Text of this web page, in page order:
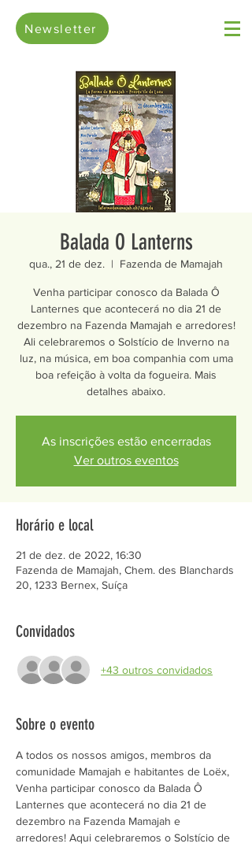
Newsletter
Balada O Lanterns
qua., 21 de dez.
  |
Fazenda de Mamajah
Venha participar conosco da Balada Ô
Lanternes que acontecerá no dia 21 de
dezembro na Fazenda Mamajah e arredores!
Ali celebraremos o Solstício de Inverno na
luz, na música, em boa companhia com uma
boa refeição à volta da fogueira. Mais
detalhes abaixo.
As inscrições estão encerradas
Ver outros eventos
Horário e local
21 de dez. de 2022, 16:30
Fazenda de Mamajah, Chem. des Blanchards
20, 1233 Bernex, Suíça
Convidados
+43 outros convidados
Sobre o evento
A todos os nossos amigos, membros da
comunidade Mamajah e habitantes de Loëx,
Venha participar conosco da Balada Ô
Lanternes que acontecerá no dia 21 de
dezembro na Fazenda Mamajah e
arredores! Aqui celebraremos o Solstício de